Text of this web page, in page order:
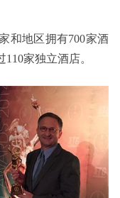
和地区拥有700家酒
家独立酒店。